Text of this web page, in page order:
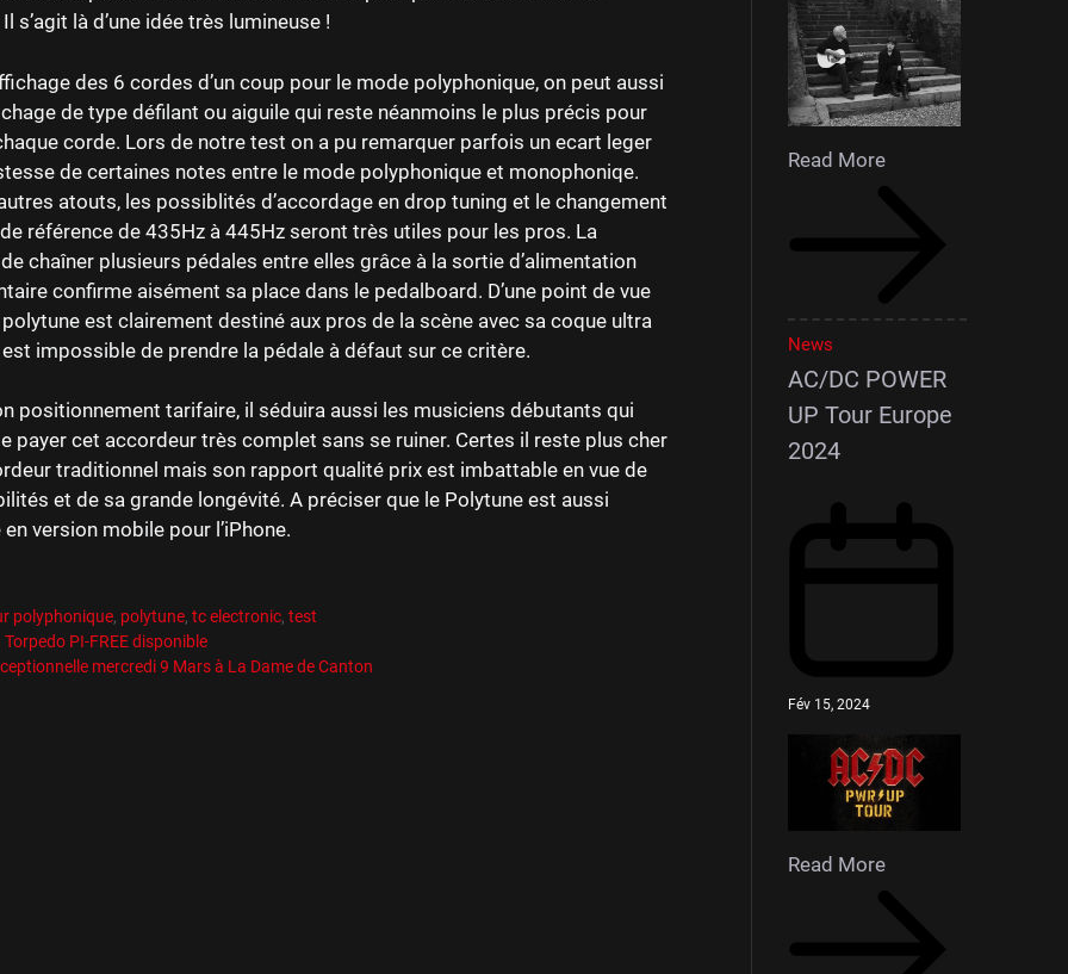
s’agit là d’une idée très lumineuse !
des 6 cordes d’un coup pour le mode polyphonique, on peut aussi
de type défilant ou aiguile qui reste néanmoins le plus précis pour
corde. Lors de notre test on a pu remarquer parfois un ecart leger
de certaines notes entre le mode polyphonique et monophoniqe.
atouts, les possiblités d’accordage en drop tuning et le changement
référence de 435Hz à 445Hz seront très utiles pour les pros. La
chaîner plusieurs pédales entre elles grâce à la sortie d’alimentation
confirme aisément sa place dans le pedalboard. D’une point de vue
est clairement destiné aux pros de la scène avec sa coque ultra
impossible de prendre la pédale à défaut sur ce critère.
positionnement tarifaire, il séduira aussi les musiciens débutants qui
payer cet accordeur très complet sans se ruiner. Certes il reste plus cher
traditionnel mais son rapport qualité prix est imbattable en vue de
et de sa grande longévité. A préciser que le Polytune est aussi
version mobile pour l’iPhone.
polyphonique, polytune,tc electronic,test
Torpedo PI-FREE disponible
mercredi 9 Mars à La Dame de Canton
Read More
News
AC/DC POWER
UP Tour Europe
2024
Fév 15, 2024
Read More